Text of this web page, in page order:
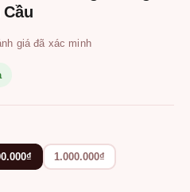
giá đã xác minh
1.000.000₫